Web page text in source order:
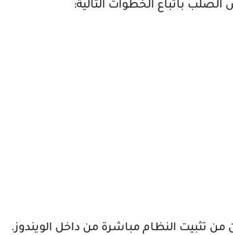
تثبيت النظام مباشرة من داخل الويندوز.